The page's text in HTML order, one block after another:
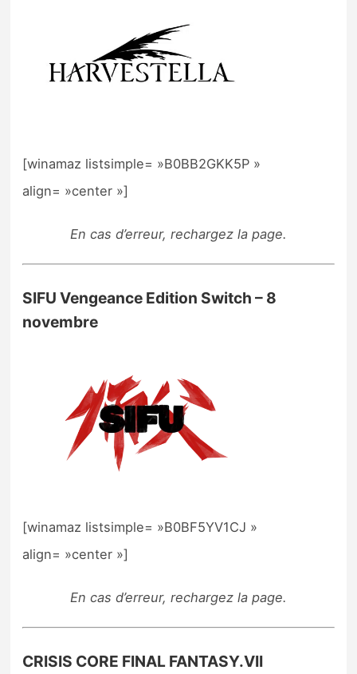
[winamaz listsimple= »B0BB2GKK5P »
align= »center »]
En cas d’erreur, rechargez la page.
SIFU Vengeance Edition Switch – 8
novembre
[winamaz listsimple= »B0BF5YV1CJ »
align= »center »]
En cas d’erreur, rechargez la page.
CRISIS CORE FINAL FANTASY.VII